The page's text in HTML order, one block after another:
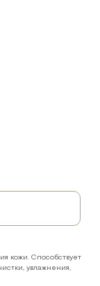
кожи. Способствует
увлажнения,